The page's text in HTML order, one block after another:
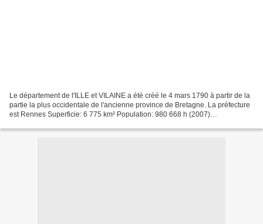
Le département de l'ILLE et VILAINE a été créé le 4 mars 1790 à partir de la
partie la plus occidentale de l'ancienne province de Bretagne. La préfecture
est Rennes Superficie: 6 775 km² Population: 980 668 h (2007)